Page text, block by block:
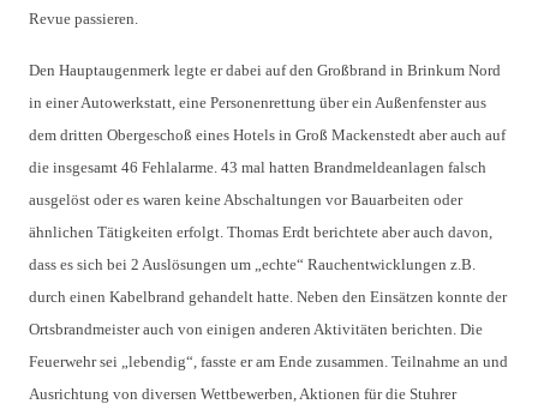
Revue passieren.
Den Hauptaugenmerk legte er dabei auf den Großbrand in Brinkum Nord
in einer Autowerkstatt, eine Personenrettung über ein Außenfenster aus
dem dritten Obergeschoß eines Hotels in Groß Mackenstedt aber auch auf
die insgesamt 46 Fehlalarme. 43 mal hatten Brandmeldeanlagen falsch
ausgelöst oder es waren keine Abschaltungen vor Bauarbeiten oder
ähnlichen Tätigkeiten erfolgt. Thomas Erdt berichtete aber auch davon,
dass es sich bei 2 Auslösungen um „echte“ Rauchentwicklungen z.B.
durch einen Kabelbrand gehandelt hatte. Neben den Einsätzen konnte der
Ortsbrandmeister auch von einigen anderen Aktivitäten berichten. Die
Feuerwehr sei „lebendig“, fasste er am Ende zusammen. Teilnahme an und
Ausrichtung von diversen Wettbewerben, Aktionen für die Stuhrer